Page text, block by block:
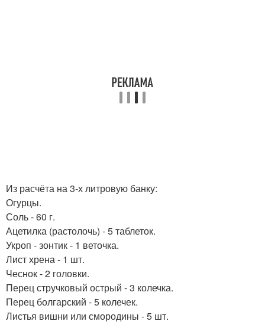
Из расчёта на 3-х литровую банку:
Огурцы.
Соль - 60 г.
Ацетилка (растолочь) - 5 таблеток.
Укроп - зонтик - 1 веточка.
Лист хрена - 1 шт.
Чеснок - 2 головки.
Перец стручковый острый - 3 колечка.
Перец болгарский - 5 колечек.
Листья вишни или смородины - 5 шт.